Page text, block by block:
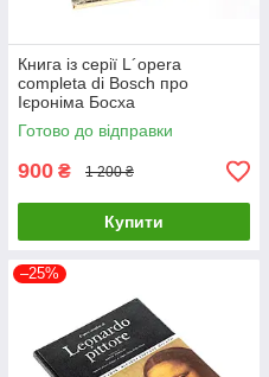
Книга із серії L´opera
completa di Bosch про
Ієроніма Босха
нідерландського художника
Готово до відправки
900 ₴ 1 200 ₴
Купити
–25%